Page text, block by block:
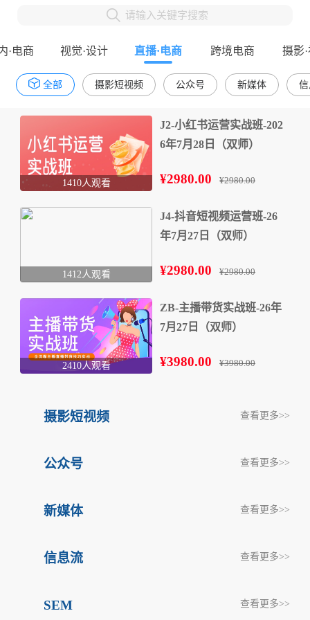
请输入关键字搜索
·电商 视觉·设计 直播·电商 跨境电商 摄影
全部 摄影短视频 公众号 新媒体
1410人观看
J2-小红书运营实战班-202
6年7月28日（双师）
¥2980.00 ¥2980.00
1412人观看
J4-抖音短视频运营班-26
年7月27日（双师）
¥2980.00 ¥2980.00
2410人观看
ZB-主播带货实战班-26年
7月27日（双师）
¥3980.00 ¥3980.00
摄影短视频 查看更多>>
公众号 查看更多>>
新媒体 查看更多>>
信息流 查看更多>>
SEM 查看更多>>